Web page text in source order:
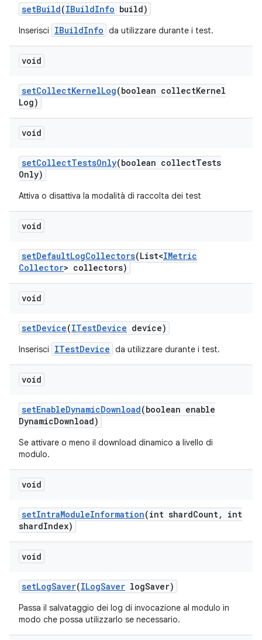
setBuild(IBuildInfo build)
Inserisci IBuildInfo da utilizzare durante i test.
void
setCollectKernelLog(boolean collectKernel
Log)
void
setCollectTestsOnly(boolean collectTests
Only)
Attiva o disattiva la modalità di raccolta dei test
void
setDefaultLogCollectors(List<IMetric
Collector> collectors)
void
setDevice(ITestDevice device)
Inserisci ITestDevice da utilizzare durante i test.
void
setEnableDynamicDownload(boolean enable
DynamicDownload)
Se attivare o meno il download dinamico a livello di
modulo.
void
setIntraModuleInformation(int shardCount,
int
shardIndex)
void
setLogSaver(ILogSaver logSaver)
Passa il salvataggio dei log di invocazione al modulo in
modo che possa utilizzarlo se necessario.